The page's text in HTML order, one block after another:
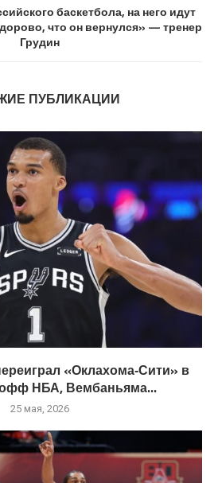
баскетбола, на него идут
что он вернулся» — тренер
Грудин
ПУБЛИКАЦИИ
«Оклахома‑Сити» в
НБА, Вембаньяма...
25 мая, 2026